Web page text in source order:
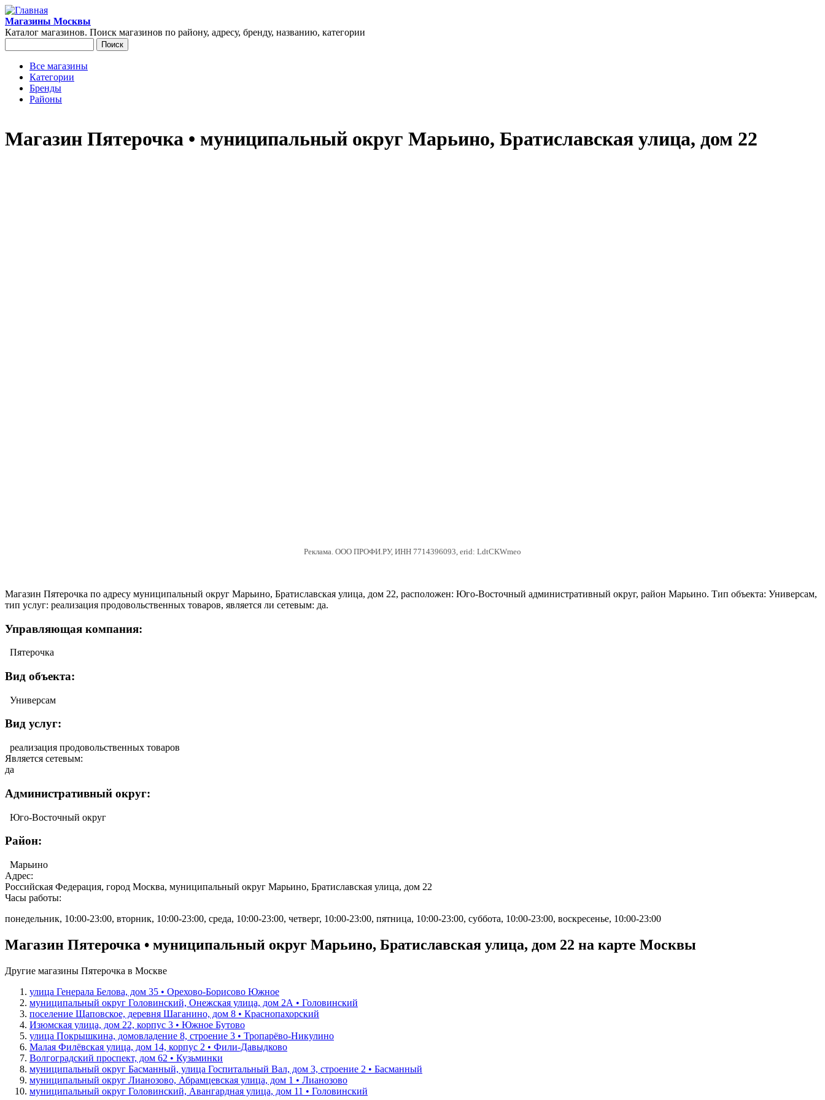
Перейти к основному содержанию
Магазины Москвы
Каталог магазинов. Поиск магазинов по району, адресу, бренду, названию, категории
Главное меню
Все магазины
Категории
Бренды
Районы
Магазин Пятерочка • муниципальный округ Марьино, Братиславская улица, дом 22
Реклама. ООО ПРОФИ.РУ, ИНН 7714396093, erid: LdtCKWmeo
Магазин Пятерочка по адресу муниципальный округ Марьино, Братиславская улица, дом 22, расположен: Юго-Восточный административный округ, район Марьино. Тип объекта: Универсам,
тип услуг: реализация продовольственных товаров, является ли сетевым: да.
Управляющая компания:
Пятерочка
Вид объекта:
Универсам
Вид услуг:
реализация продовольственных товаров
Является сетевым:
да
Административный округ:
Юго-Восточный округ
Район:
Марьино
Адрес:
Российская Федерация, город Москва, муниципальный округ Марьино, Братиславская улица, дом 22
Часы работы:
понедельник, 10:00-23:00, вторник, 10:00-23:00, среда, 10:00-23:00, четверг, 10:00-23:00, пятница, 10:00-23:00, суббота, 10:00-23:00, воскресенье, 10:00-23:00
Магазин Пятерочка • муниципальный округ Марьино, Братиславская улица, дом 22 на карте Москвы
Другие магазины Пятерочка в Москве
улица Генерала Белова, дом 35 • Орехово-Борисово Южное
муниципальный округ Головинский, Онежская улица, дом 2А • Головинский
поселение Щаповское, деревня Шаганино, дом 8 • Краснопахорский
Изюмская улица, дом 22, корпус 3 • Южное Бутово
улица Покрышкина, домовладение 8, строение 3 • Тропарёво-Никулино
Малая Филёвская улица, дом 14, корпус 2 • Фили-Давыдково
Волгоградский проспект, дом 62 • Кузьминки
муниципальный округ Басманный, улица Госпитальный Вал, дом 3, строение 2 • Басманный
муниципальный округ Лианозово, Абрамцевская улица, дом 1 • Лианозово
муниципальный округ Головинский, Авангардная улица, дом 11 • Головинский